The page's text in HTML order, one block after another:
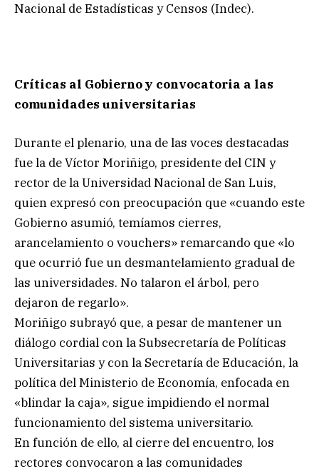
Nacional de Estadísticas y Censos (Indec).
Críticas al Gobierno y convocatoria a las
comunidades universitarias
Durante el plenario, una de las voces destacadas
fue la de Víctor Moriñigo, presidente del CIN y
rector de la Universidad Nacional de San Luis,
quien expresó con preocupación que «cuando este
Gobierno asumió, temíamos cierres,
arancelamiento o vouchers» remarcando que «lo
que ocurrió fue un desmantelamiento gradual de
las universidades. No talaron el árbol, pero
dejaron de regarlo».
Moriñigo subrayó que, a pesar de mantener un
diálogo cordial con la Subsecretaría de Políticas
Universitarias y con la Secretaría de Educación, la
política del Ministerio de Economía, enfocada en
«blindar la caja», sigue impidiendo el normal
funcionamiento del sistema universitario.
En función de ello, al cierre del encuentro, los
rectores convocaron a las comunidades